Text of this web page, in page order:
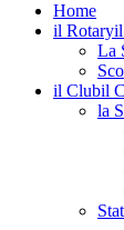
Home
il Rotary
La
il Clubil
la